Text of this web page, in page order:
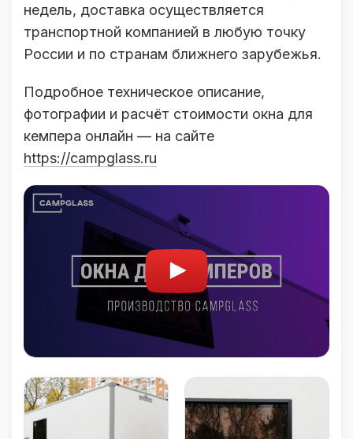
недель, доставка осуществляется
транспортной компанией в любую точку
России и по странам ближнего зарубежья.
Подробное техническое описание,
фотографии и расчёт стоимости окна для
кемпера онлайн — на сайте
https://campglass.ru